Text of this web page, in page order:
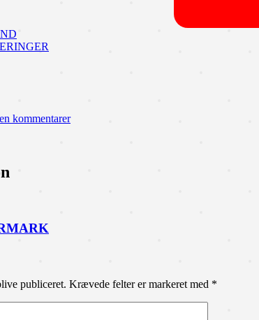
kommentarer
publiceret. Krævede felter er markeret med *